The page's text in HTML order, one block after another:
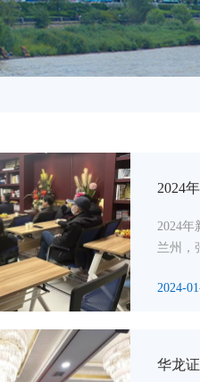
2024
2024年
兰州，
2024-
华龙